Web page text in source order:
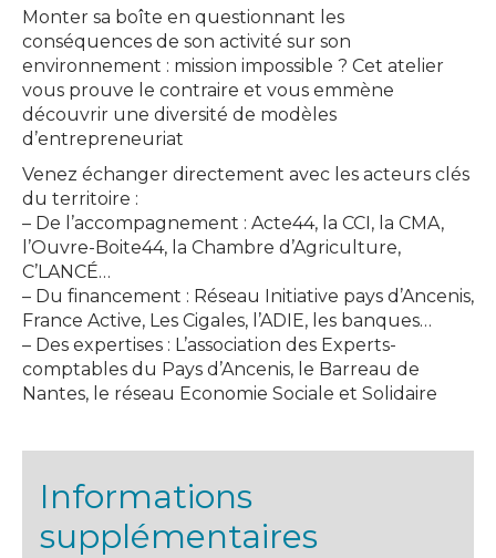
Monter sa boîte en questionnant les
conséquences de son activité sur son
environnement : mission impossible ? Cet atelier
vous prouve le contraire et vous emmène
découvrir une diversité de modèles
d’entrepreneuriat
Venez échanger directement avec les acteurs clés
du territoire :
– De l’accompagnement : Acte44, la CCI, la CMA,
l’Ouvre-Boite44, la Chambre d’Agriculture,
C’LANCÉ…
– Du financement : Réseau Initiative pays d’Ancenis,
France Active, Les Cigales, l’ADIE, les banques…
– Des expertises : L’association des Experts-
comptables du Pays d’Ancenis, le Barreau de
Nantes, le réseau Economie Sociale et Solidaire
Informations
supplémentaires